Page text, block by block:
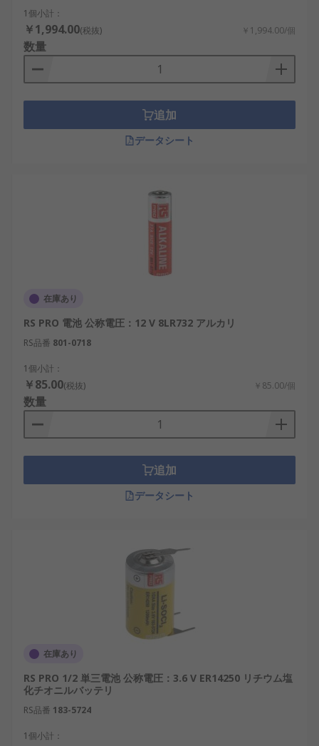
A27電池や特大サイズ乾電池が採用されるケースが
あります。
国内においても、再生可能エネルギー関連のセンサ
ーユニット、スマートメーター、半導体設備内の小
デバイスなど、高密度で多機能な機器が増加してお
り、それに対応する特殊サイズ乾電池の需要も高ま
っています。特に日本市場では、スペース効率と高
通常の乾電池は、多くの家庭用製品や一般的な電子
機器での使用を目的として、標準化されたサイズ
（例：単1、単3など）と電圧（1.5V）が採用されて
います。一方で、特殊サイズ乾電池は、その製品に
電圧が多様です。
れない特性を必要とする場面で活躍します。たとえ
ば、高温多湿環境下や極寒環境、連続稼働の要求が
高い産業分野などでは、耐久性と安定性に優れた構
造の特殊乾電池が好まれます。加えて、設計の自由
特殊サイズ乾電池の種類
し、機器の設計思想や要求に合わせて適切な選定が
：非常に小型で、補聴器や小型リモ
コンなどに使われるボタン型に近い乾電池で
A27電池
セキュリティ装置など高電圧が求められる機
器に用いられます。
単3の半分乾電池
小型電子玩具やセンサーモジュールに適して
1個小計：
￥1,994.00(税抜) ￥1,994.00/個
数量
追加
データシート
在庫あり
RS PRO 電池 公称電圧：12 V 8LR732 アルカリ
RS品番 801-0718
1個小計：
￥85.00(税抜) ￥85.00/個
数量
追加
データシート
在庫あり
RS PRO 1/2 単三電池 公称電圧：3.6 V ER14250 リチウム塩
化チオニルバッテリ
RS品番 183-5724
1個小計：